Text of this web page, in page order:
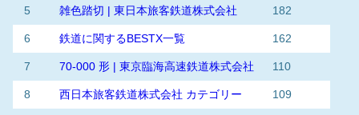
5 雑色踏切 | 東日本旅客鉄道株式会社 182
6 鉄道に関するBESTX一覧 162
7 70-000 形 | 東京臨海高速鉄道株式会社 110
8 西日本旅客鉄道株式会社 カテゴリー 109